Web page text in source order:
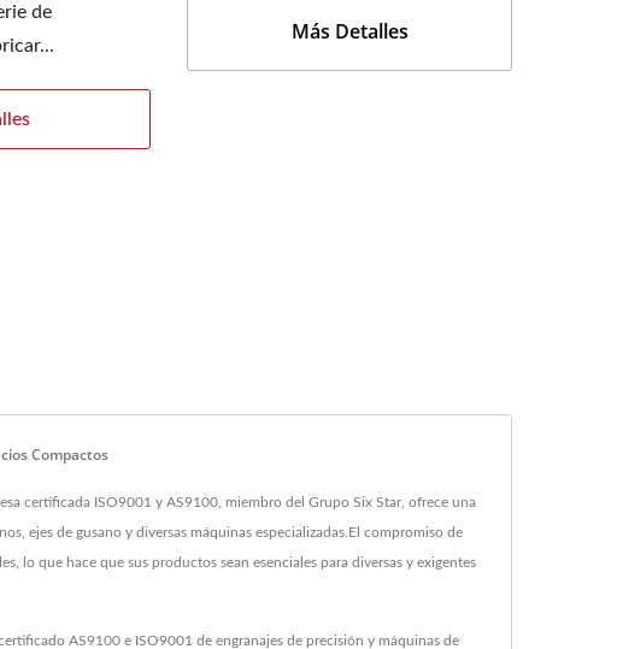
de
Más Detalles
Compactos
certificada ISO9001 y AS9100, miembro del Grupo Six Star, ofrece una
ejes de gusano y diversas máquinas especializadas.El compromiso de
lo que hace que sus productos sean esenciales para diversas y exigentes
AS9100 e ISO9001 de engranajes de precisión y máquinas de